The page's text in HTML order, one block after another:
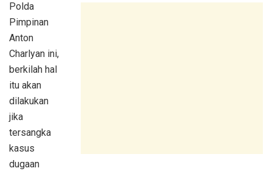
Polda
Pimpinan
Anton
Charlyan ini,
berkilah hal
itu akan
dilakukan
jika
tersangka
kasus
dugaan